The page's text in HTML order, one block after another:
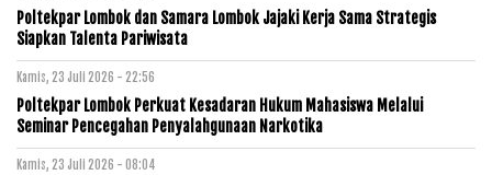
Poltekpar Lombok dan Samara Lombok Jajaki Kerja Sama Strategis
Siapkan Talenta Pariwisata
Kamis, 23 Juli 2026 - 22:56
Poltekpar Lombok Perkuat Kesadaran Hukum Mahasiswa Melalui
Seminar Pencegahan Penyalahgunaan Narkotika
Kamis, 23 Juli 2026 - 08:04